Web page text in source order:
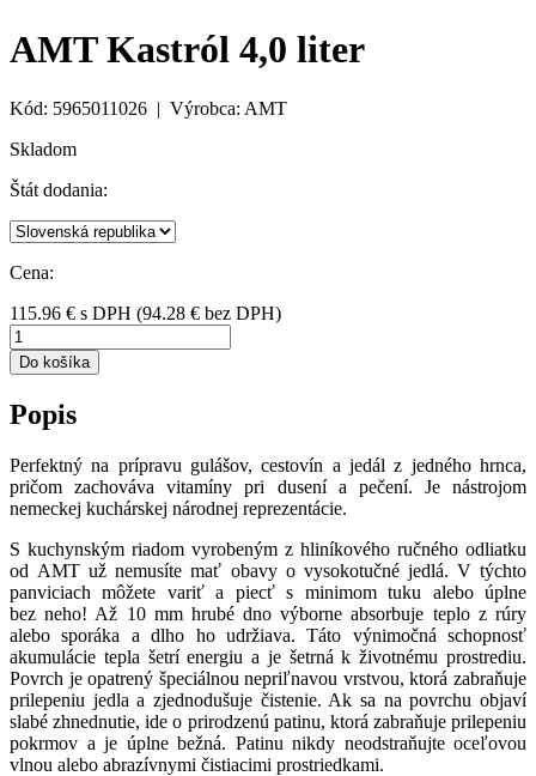
AMT Kastról 4,0 liter
Kód: 5965011026 | Výrobca: AMT
Skladom
Štát dodania:
Cena:
115.96 € s DPH (94.28 € bez DPH)
Do košíka
Popis
Perfektný na prípravu gulášov, cestovín a jedál z jedného hrnca,
pričom zachováva vitamíny pri dusení a pečení. Je nástrojom
nemeckej kuchárskej národnej reprezentácie.
S kuchynským riadom vyrobeným z hliníkového ručného odliatku
od AMT už nemusíte mať obavy o vysokotučné jedlá. V týchto
panviciach môžete variť a piecť s minimom tuku alebo úplne
bez neho! Až 10 mm hrubé dno výborne absorbuje teplo z rúry
alebo sporáka a dlho ho udržiava. Táto výnimočná schopnosť
akumulácie tepla šetrí energiu a je šetrná k životnému prostrediu.
Povrch je opatrený špeciálnou nepriľnavou vrstvou, ktorá zabraňuje
prilepeniu jedla a zjednodušuje čistenie. Ak sa na povrchu objaví
slabé zhnednutie, ide o prirodzenú patinu, ktorá zabraňuje prilepeniu
pokrmov a je úplne bežná. Patinu nikdy neodstraňujte oceľovou
vlnou alebo abrazívnymi čistiacimi prostriedkami.